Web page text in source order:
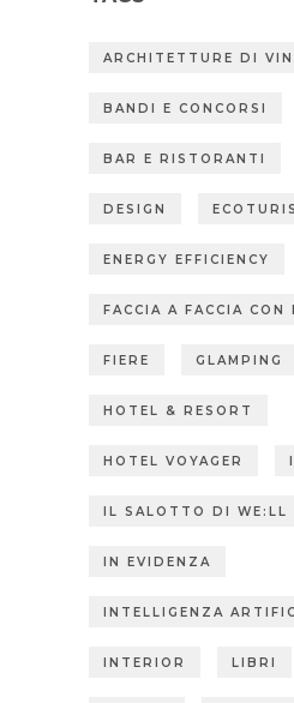
ARCHITETTURE DI
BANDI E CONCORSI
BAR E RISTORANTI
DESIGN
ENERGY EFFICIENCY
FACCIA A FACCIA CON
FIERE GLAMPING
HOTEL & RESORT
HOTEL VOYAGER
IL SALOTTO DI WE:LL
IN EVIDENZA
INTELLIGENZA
INTERIOR LIBRI